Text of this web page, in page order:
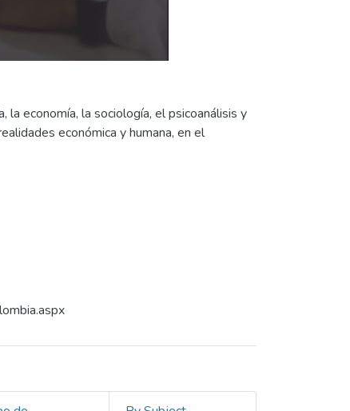
economía, la sociología, el psicoanálisis y
económica y humana, en el